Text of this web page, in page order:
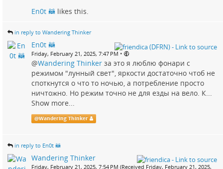
En0t 🦝 likes this.
in reply to Wandering Thinker
En0t 🦝
Friday, February 21, 2025, 7:47 PM •
@Wandering Thinker за это я люблю фонари с
режимом "лунный свет", яркости достаточно чтоб не
споткнутся о что то ночью, а потребление просто
ничтожно. Но режим точно не для езды на вело. К...
Show more...
@Wandering Thinker
in reply to En0t 🦝
Wandering Thinker
Friday, February 21, 2025, 7:54 PM (Received Friday, February 21, 2025,